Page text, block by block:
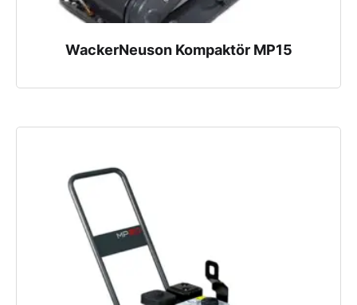
WackerNeuson Kompaktör MP15